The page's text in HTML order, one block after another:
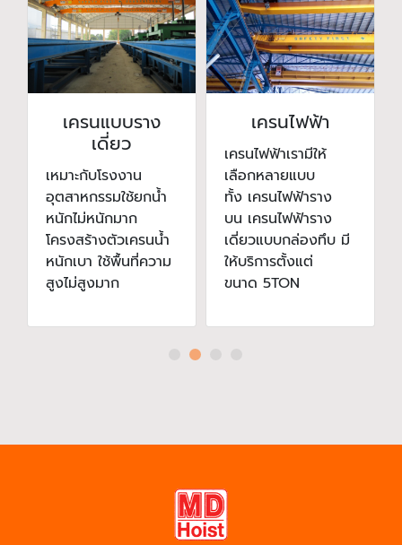
เครนแบบราง
เดี่ยว
เหมาะกับโรงงาน
อุตสาหกรรมใช้ยกน้ำ
หนักไม่หนักมาก
โครงสร้างตัวเครนน้ำ
หนักเบา ใช้พื้นที่ความ
สูงไม่สูงมาก
เครนไฟฟ้า
เครนไฟฟ้าเรามีให้
เลือกหลายแบบ
ทั้ง เครนไฟฟ้าราง
บน เครนไฟฟ้าราง
เดี่ยวแบบกล่องทึบ มี
ให้บริการตั้งแต่
ขนาด 5TON